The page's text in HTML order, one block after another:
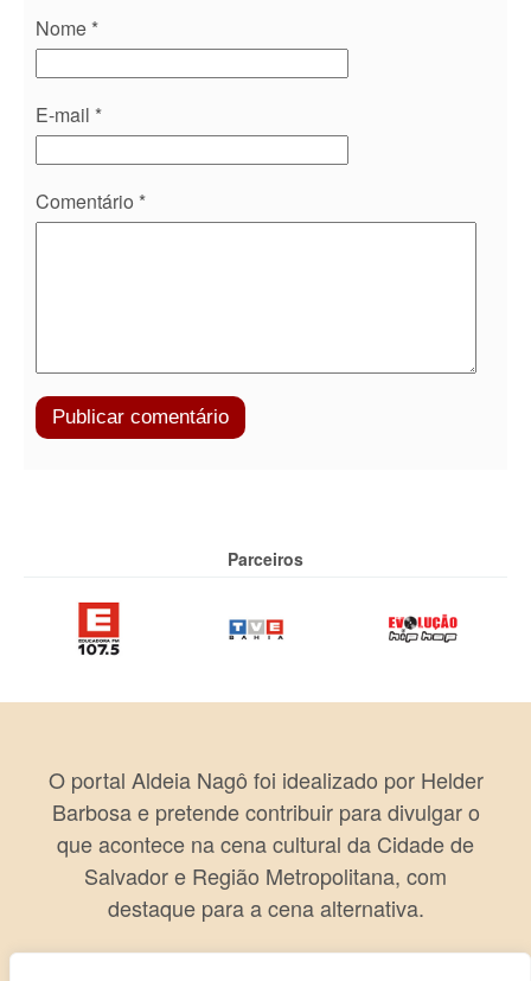
Nome *
E-mail *
Comentário *
Parceiros
O portal Aldeia Nagô foi idealizado por Helder
Barbosa e pretende contribuir para divulgar o
que acontece na cena cultural da Cidade de
Salvador e Região Metropolitana, com
destaque para a cena alternativa.